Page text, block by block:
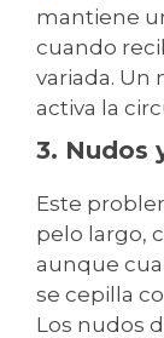
mantiene
cuando
variada. Un
activa la
3. Nudos
Este
pelo largo,
aunque
se cepilla
Los nudos